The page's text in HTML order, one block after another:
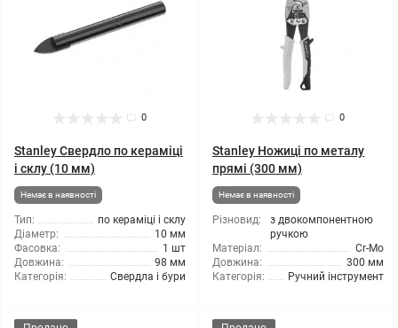
0
Stanley Свердло по кераміці
і склу (10 мм)
Немає в наявності
Тип:
по кераміці і склу
Діаметр:
10 мм
Фасовка:
1 шт
Довжина:
98 мм
Категорія:
Свердла і бури
0
Stanley Ножиці по металу
прямі (300 мм)
Немає в наявності
Різновид:
з двокомпонентною
ручкою
Матеріал:
Cr-Mo
Довжина:
300 мм
Категорія:
Ручний інструмент